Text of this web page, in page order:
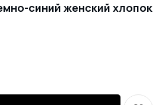
синий женский хлопок